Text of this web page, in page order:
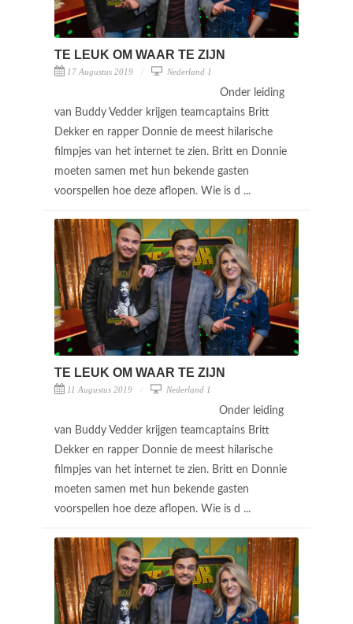
TE LEUK OM WAAR TE ZIJN
17 Augustus 2019 Nederland 1
Onder leiding
van Buddy Vedder krijgen teamcaptains Britt
Dekker en rapper Donnie de meest hilarische
filmpjes van het internet te zien. Britt en Donnie
moeten samen met hun bekende gasten
voorspellen hoe deze aflopen. Wie is d ...
TE LEUK OM WAAR TE ZIJN
11 Augustus 2019 Nederland 1
Onder leiding
van Buddy Vedder krijgen teamcaptains Britt
Dekker en rapper Donnie de meest hilarische
filmpjes van het internet te zien. Britt en Donnie
moeten samen met hun bekende gasten
voorspellen hoe deze aflopen. Wie is d ...